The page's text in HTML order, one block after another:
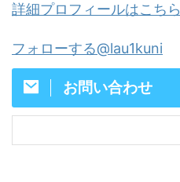
詳細プロフィールはこちら
フォローする@lau1kuni
お問い合わせ